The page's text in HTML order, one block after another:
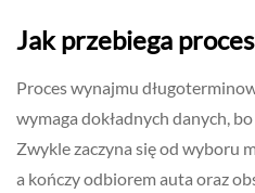
Jak przebiega
Proces wynajmu
wymaga dokładnych danych,
Zwykle zaczyna się od wyboru
a kończy odbiorem auta oraz